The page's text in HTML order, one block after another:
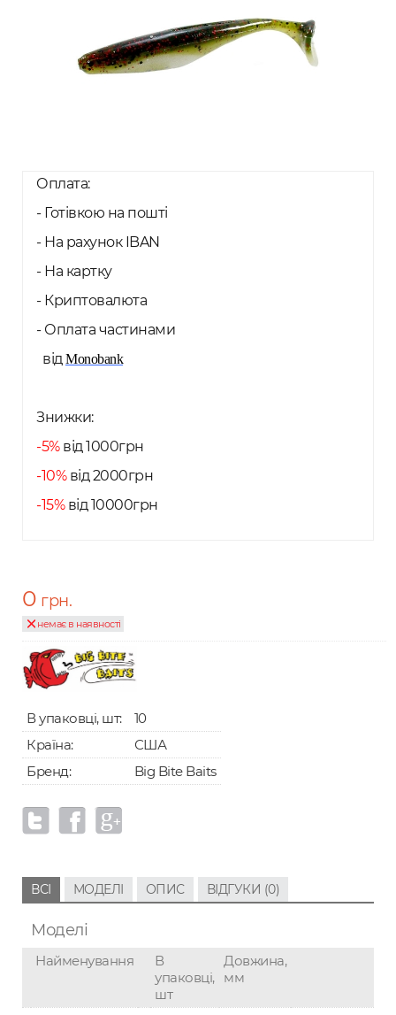
Оплата:
- Готівкою на пошті
- На рахунок IBAN
- На картку
- Криптовалюта
- Оплата частинами
відMonobank
Знижки:
-5%від 1000грн
-10%від 2000грн
-15%від 10000грн
0 грн.
немає в наявності
В упаковці, шт:
10
Країна:
США
Бренд:
Big Bite Baits
ВСІ МОДЕЛІ ОПИС ВІДГУКИ (0)
Моделі
Найменування
В
упаковці,
шт
Довжина,
мм